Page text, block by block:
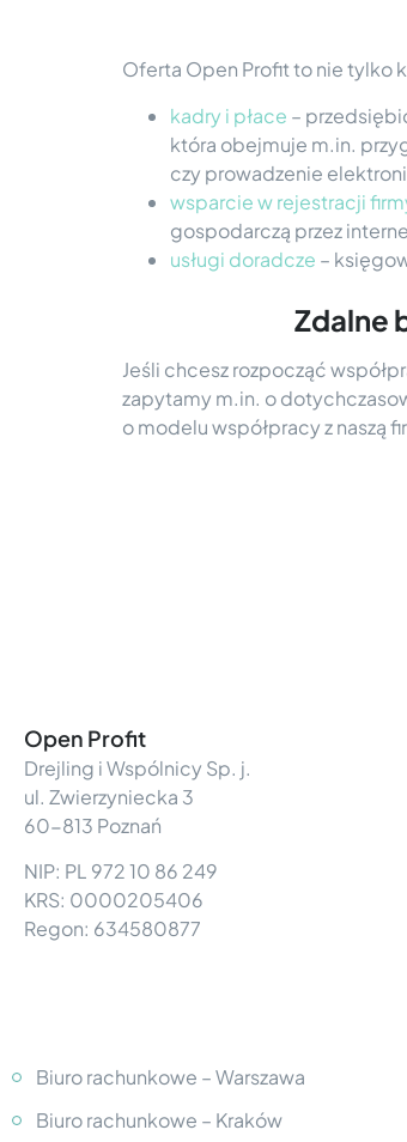
Oferta Open Profit to nie tylko
kadry i płace –
która obejmuje m.in.
czy prowadzenie
wsparcie w rejestracji
gospodarczą przez
usługi doradcze –
Zdalne
Jeśli chcesz rozpocząć
zapytamy m.in. o
o modelu współpracy z naszą
Open Profit
Drejling i Wspólnicy Sp. j.
ul. Zwierzyniecka 3
60-813 Poznań
NIP: PL 972 10 86 249
KRS: 0000205406
Regon: 634580877
Biuro rachunkowe – Warszawa
Biuro rachunkowe – Kraków